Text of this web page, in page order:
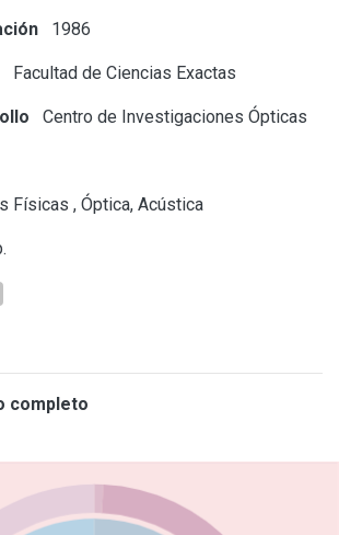
1986
Facultad de Ciencias Exactas
Centro de Investigaciones Ópticas
Físicas , Óptica, Acústica
completo